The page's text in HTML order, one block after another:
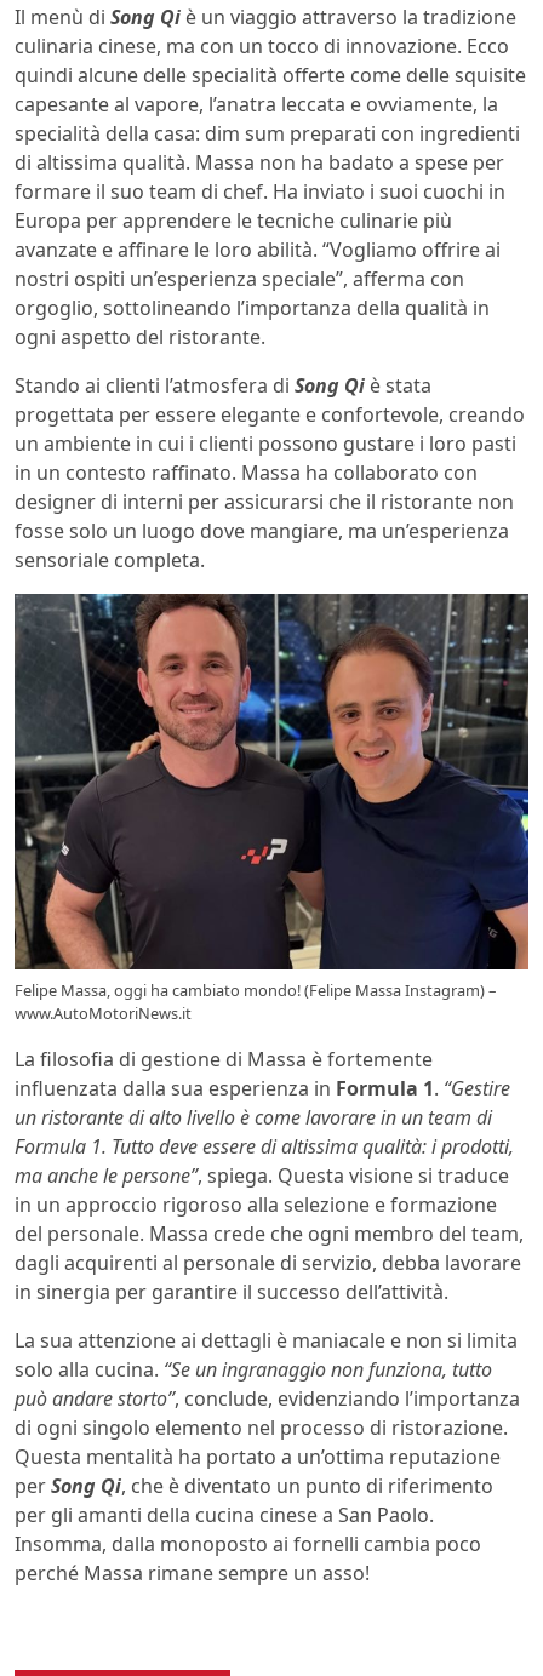
Il menù di Song Qi è un viaggio attraverso la tradizione
culinaria cinese, ma con un tocco di innovazione. Ecco
quindi alcune delle specialità offerte come delle squisite
capesante al vapore, l’anatra leccata e ovviamente, la
specialità della casa: dim sum preparati con ingredienti
di altissima qualità. Massa non ha badato a spese per
formare il suo team di chef. Ha inviato i suoi cuochi in
Europa per apprendere le tecniche culinarie più
avanzate e affinare le loro abilità. “Vogliamo offrire ai
nostri ospiti un’esperienza speciale”, afferma con
orgoglio, sottolineando l’importanza della qualità in
ogni aspetto del ristorante.
Stando ai clienti l’atmosfera di Song Qi è stata
progettata per essere elegante e confortevole, creando
un ambiente in cui i clienti possono gustare i loro pasti
in un contesto raffinato. Massa ha collaborato con
designer di interni per assicurarsi che il ristorante non
fosse solo un luogo dove mangiare, ma un’esperienza
sensoriale completa.
Felipe Massa, oggi ha cambiato mondo! (Felipe Massa Instagram) –
www.AutoMotoriNews.it
La filosofia di gestione di Massa è fortemente
influenzata dalla sua esperienza in Formula 1. “Gestire
un ristorante di alto livello è come lavorare in un team di
Formula 1. Tutto deve essere di altissima qualità: i prodotti,
ma anche le persone”, spiega. Questa visione si traduce
in un approccio rigoroso alla selezione e formazione
del personale. Massa crede che ogni membro del team,
dagli acquirenti al personale di servizio, debba lavorare
in sinergia per garantire il successo dell’attività.
La sua attenzione ai dettagli è maniacale e non si limita
solo alla cucina. “Se un ingranaggio non funziona, tutto
può andare storto”, conclude, evidenziando l’importanza
di ogni singolo elemento nel processo di ristorazione.
Questa mentalità ha portato a un’ottima reputazione
perSong Qi, che è diventato un punto di riferimento
per gli amanti della cucina cinese a San Paolo.
Insomma, dalla monoposto ai fornelli cambia poco
perché Massa rimane sempre un asso!